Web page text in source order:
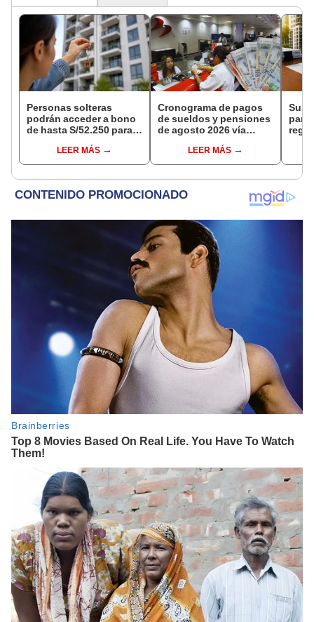
Personas solteras
podrán acceder a bono
de hasta S/52.250 para
nuevo reglamento
LEER MÁS
Cronograma de pagos
de sueldos y pensiones
de agosto 2026 vía
conoce las fechas de
depósito
LEER MÁS
para